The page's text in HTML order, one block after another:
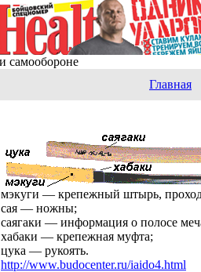
Главная
мэкуги — крепежный штырь,
сая — ножны;
саягаки — информация о полосе
хабаки — крепежная муфта;
цука — рукоять.
http://www.budocenter.ru/iaido4.html